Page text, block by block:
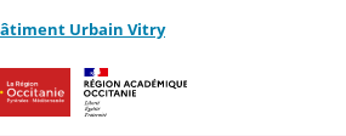
Urbain Vitry